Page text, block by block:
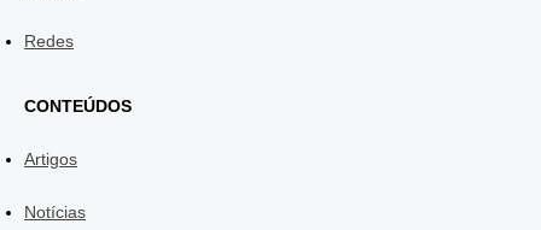
Redes
CONTEÚDOS
Artigos
Notícias